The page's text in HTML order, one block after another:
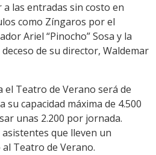
a las entradas sin costo en
como Zíngaros por el
Ariel “Pinocho” Sosa y la
de su director, Waldemar
Teatro de Verano será de
su capacidad máxima de 4.500
unas 2.200 por jornada.
que lleven un
Teatro de Verano.